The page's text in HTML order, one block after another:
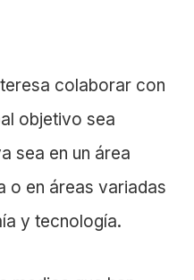
colaborar con
objetivo sea
sea en un área
o en áreas variadas
y tecnología.